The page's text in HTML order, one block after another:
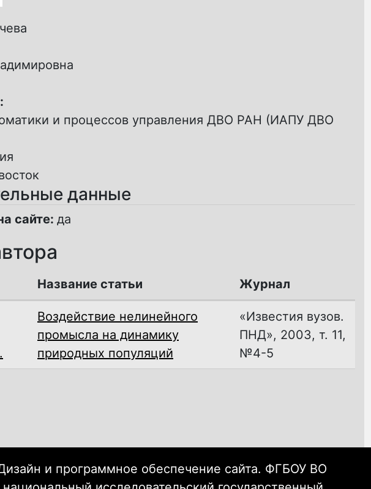
и процессов управления ДВО РАН (ИАПУ ДВО
данные
сайте: да
Название статьи Журнал
Воздействие нелинейного
промысла на динамику
природных популяций
«Известия вузов.
ПНД», 2003, т. 11,
№4-5
и программное обеспечение сайта. ФГБОУ ВО